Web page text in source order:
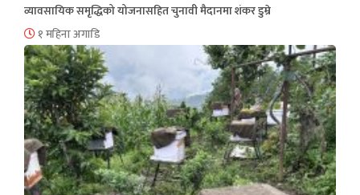
व्यावसायिक समृद्धिको योजनासहित चुनावी मैदानमा शंकर डुम्रे
१ महिना अगाडि